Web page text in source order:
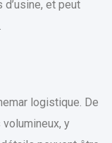
et peut
logistique. De
y